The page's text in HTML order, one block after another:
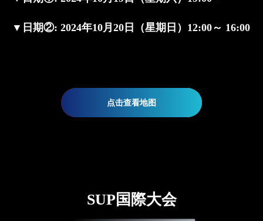
▼ 日期②: 2024年10月20日（星期日）12:00～ 16:00
点击查看地图
SUP国際大会